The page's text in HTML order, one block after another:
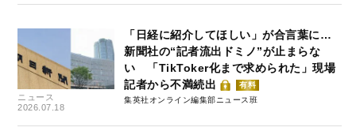
ニュース
2026.07.18
「日経に紹介してほしい」が合言葉に…
新聞社の“記者流出ドミノ”が止まらな
い 「TikToker化まで求められた」現場
記者から不満続出
有料
集英社オンライン編集部ニュース班